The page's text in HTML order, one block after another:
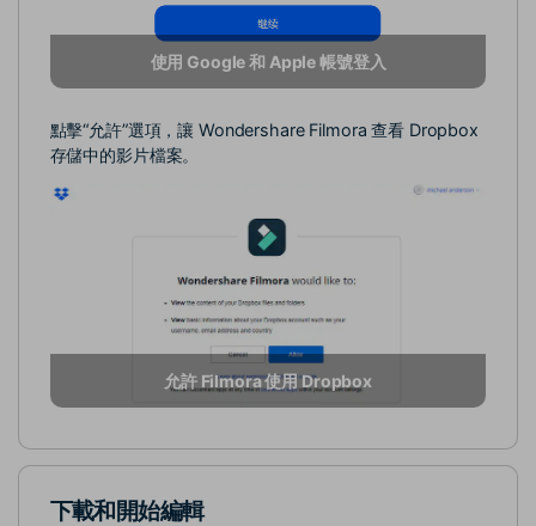
使用 Google 和 Apple 帳號登入
點擊“允許”選項，讓 Wondershare Filmora 查看 Dropbox
存儲中的影片檔案。
允許 Filmora 使用 Dropbox
下載和開始編輯